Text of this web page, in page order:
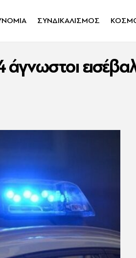
ΣΥΝΔΙΚΑΛΙΣΜΟΣ